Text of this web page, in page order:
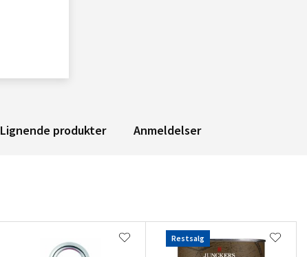
Lignende produkter Anmeldelser
Restsalg